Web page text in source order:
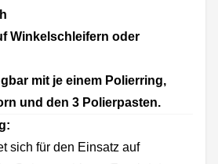
Winkelschleifern oder
mit je einem Polierring,
und den 3 Polierpasten.
sich für den Einsatz auf